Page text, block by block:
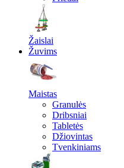
Žaislai
Žuvims
Maistas
Granulės
Dribsniai
Tabletės
Džiovintas
Tvenkiniams